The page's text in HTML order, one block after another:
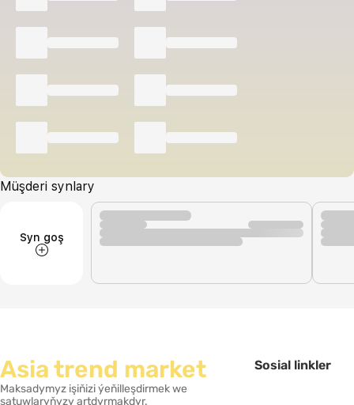
Müşderi synlary
Syn goş
Asia trend market
Maksadymyz işiňizi ýeňilleşdirmek we
satuwlaryňyzy artdyrmakdyr.
Sosial linkler